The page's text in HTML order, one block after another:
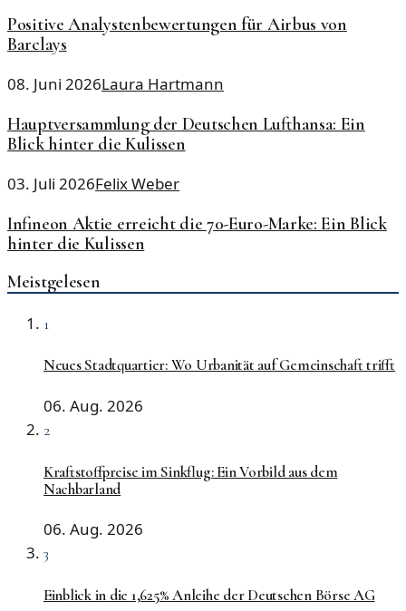
Positive Analystenbewertungen für Airbus von
Barclays
08. Juni 2026Laura Hartmann
Hauptversammlung der Deutschen Lufthansa: Ein
Blick hinter die Kulissen
03. Juli 2026Felix Weber
Infineon Aktie erreicht die 70-Euro-Marke: Ein Blick
hinter die Kulissen
Meistgelesen
1
Neues Stadtquartier: Wo Urbanität auf Gemeinschaft trifft
06. Aug. 2026
2
Kraftstoffpreise im Sinkflug: Ein Vorbild aus dem
Nachbarland
06. Aug. 2026
3
Einblick in die 1,625% Anleihe der Deutschen Börse AG